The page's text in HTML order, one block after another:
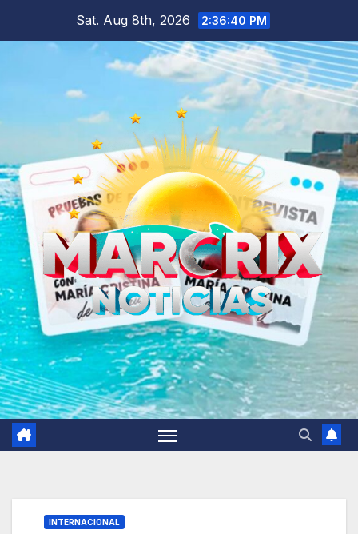
Sat. Aug 8th, 2026 2:36:41 PM
INTERNACIONAL